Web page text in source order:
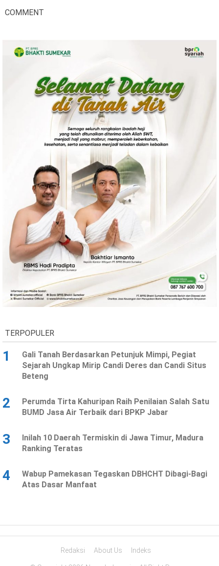
COMMENT
TERPOPULER
1
Gali Tanah Berdasarkan Petunjuk Mimpi, Pegiat
Sejarah Ungkap Mirip Candi Deres dan Candi Situs
Beteng
2
Perumda Tirta Kahuripan Raih Penilaian Salah Satu
BUMD Jasa Air Terbaik dari BPKP Jabar
3
Inilah 10 Daerah Termiskin di Jawa Timur, Madura
Ranking Teratas
4
Wabup Pamekasan Tegaskan DBHCHT Dibagi-Bagi
Atas Dasar Manfaat
Redaksi About Us Indeks